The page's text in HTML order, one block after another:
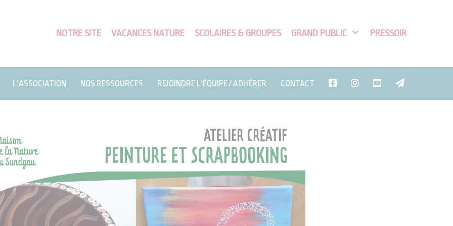
NOTRE SITE VACANCES NATURE SCOLAIRES & GROUPES GRAND PUBLIC PRESSOIR
L’ASSOCIATION NOS RESSOURCES REJOINDRE L’ÉQUIPE / ADHÉRER CONTACT